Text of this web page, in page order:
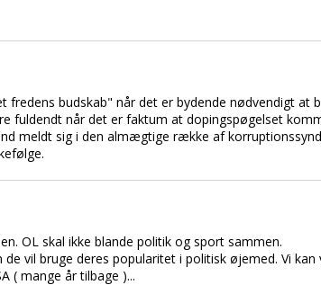
budskab" når det er bydende nødvendigt at
fuldendt når det er faktum at dopingspøgelset
meldt sig i den almægtige række af
OL skal ikke blande politik og sport sammen.
vil bruge deres popularitet i politisk øjemed. Vi kan
( mange år tilbage )...